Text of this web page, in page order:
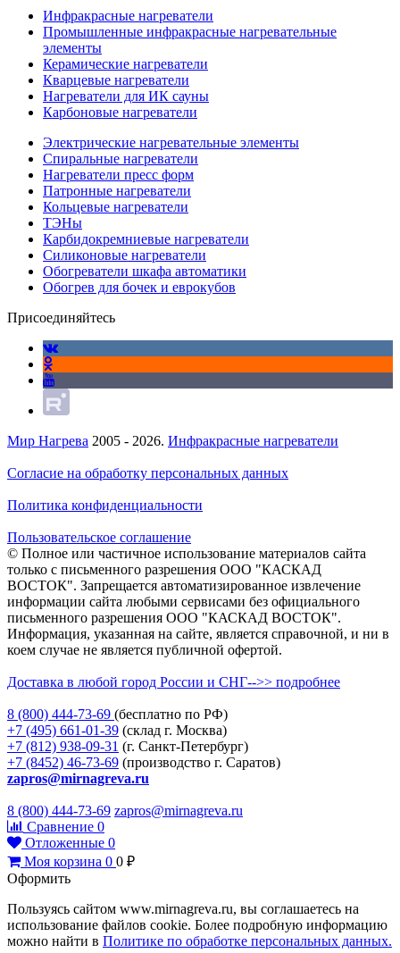
Инфракрасные нагреватели
Промышленные инфракрасные нагревательные
элементы
Керамические нагреватели
Кварцевые нагреватели
Нагреватели для ИК сауны
Карбоновые нагреватели
Электрические нагревательные элементы
Спиральные нагреватели
Нагреватели пресс форм
Патронные нагреватели
Кольцевые нагреватели
ТЭНы
Карбидокремниевые нагреватели
Силиконовые нагреватели
Обогреватели шкафа автоматики
Обогрев для бочек и еврокубов
Присоединяйтесь
Мир Нагрева 2005 - 2026. Инфракрасные нагреватели
Согласие на обработку персональных данных
Политика конфиденциальности
Пользовательское соглашение
© Полное или частичное использование материалов сайта
только с письменного разрешения ООО "КАСКАД
ВОСТОК". Запрещается автоматизированное извлечение
информации сайта любыми сервисами без официального
письменного разрешения ООО "КАСКАД ВОСТОК".
Информация, указанная на сайте, является справочной, и ни в
коем случае не является публичной офертой.
Доставка в любой город России и СНГ-->> подробнее
8 (800) 444-73-69 (бесплатно по РФ)
+7 (495) 661-01-39 (склад г. Москва)
+7 (812) 938-09-31 (г. Санкт-Петербург)
+7 (8452) 46-73-69 (производство г. Саратов)
zapros@mirnagreva.ru
8 (800) 444-73-69 zapros@mirnagreva.ru
Сравнение 0
Отложенные 0
Моя корзина 0 0 ₽
Оформить
Пользуясь сайтом www.mirnagreva.ru, вы соглашаетесь на
использование файлов cookie. Более подробную информацию
можно найти в Политике по обработке персональных данных.